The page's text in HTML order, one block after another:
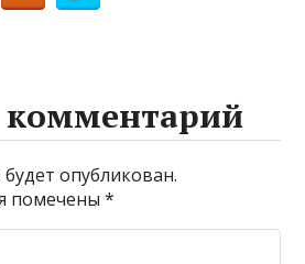
комментарий
опубликован.
помечены*